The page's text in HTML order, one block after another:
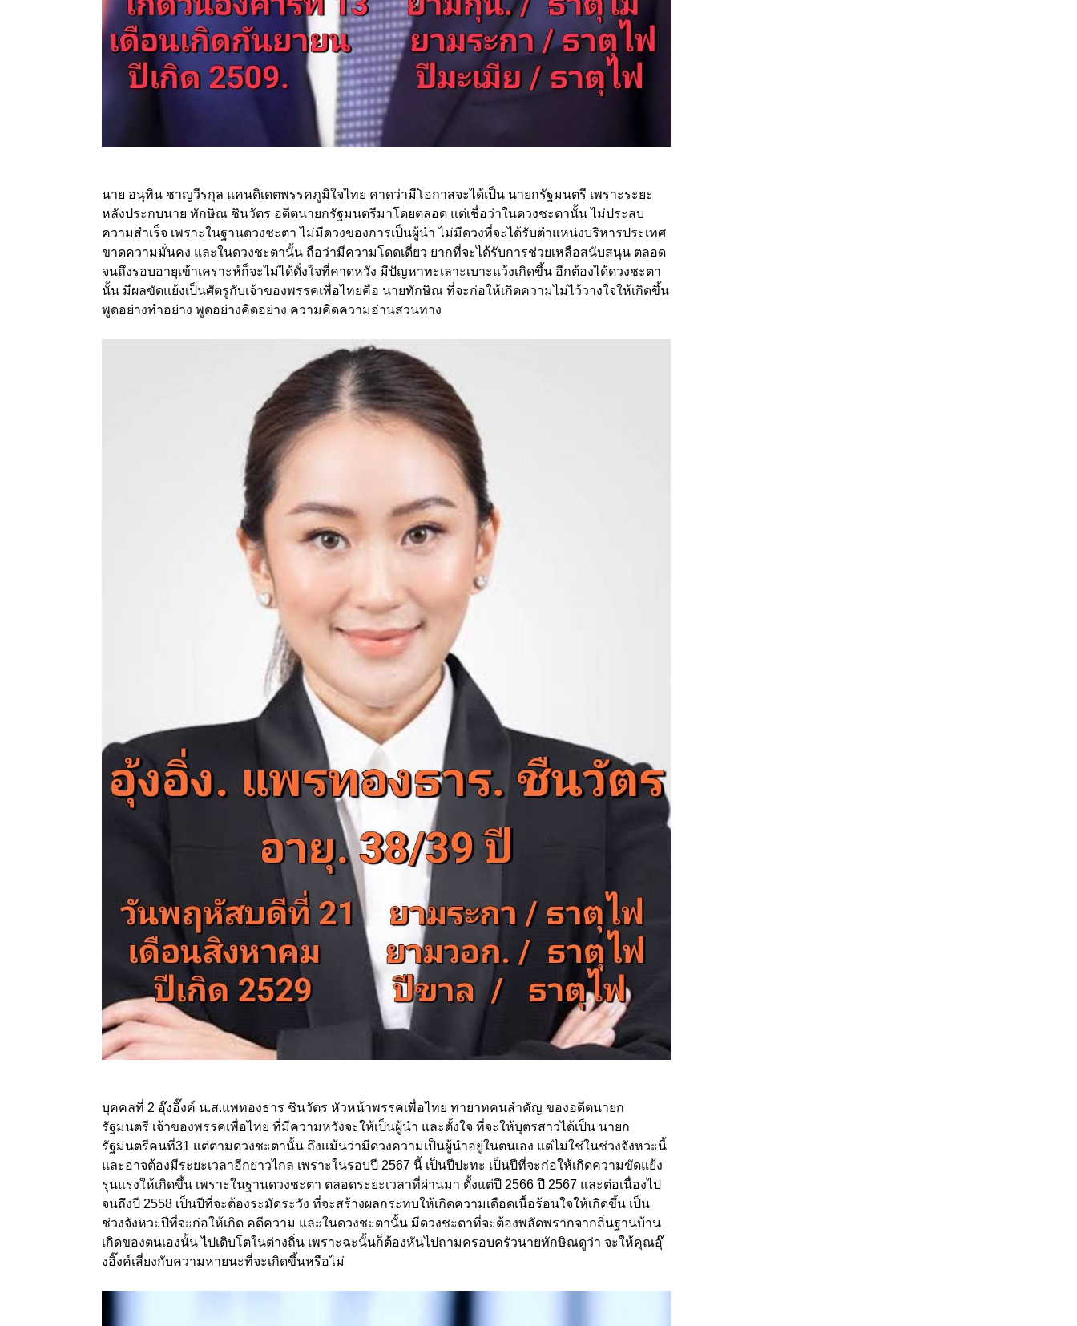
นาย อนุทิน ชาญวีรกุล แคนดิเดตพรรคภูมิใจไทย คาดว่ามีโอกาสจะได้เป็น นายกรัฐมนตรี เพราะระยะ
หลังประกบนาย ทักษิณ ชินวัตร อดีตนายกรัฐมนตรีมาโดยตลอด แต่เชื่อว่าในดวงชะตานั้น ไม่ประสบ
ความสำเร็จ เพราะในฐานดวงชะตา ไม่มีดวงของการเป็นผู้นำ ไม่มีดวงที่จะได้รับตำแหน่งบริหารประเทศ
ขาดความมั่นคง และในดวงชะตานั้น ถือว่ามีความโดดเดี่ยว ยากที่จะได้รับการช่วยเหลือสนับสนุน ตลอด
จนถึงรอบอายุเข้าเคราะห์ก็จะไม่ได้ดั่งใจที่คาดหวัง มีปัญหาทะเลาะเบาะแว้งเกิดขึ้น อีกต้องได้ดวงชะตา
นั้น มีผลขัดแย้งเป็นศัตรูกับเจ้าของพรรคเพื่อไทยคือ นายทักษิณ ที่จะก่อให้เกิดความไม่ไว้วางใจให้เกิดขึ้น
พูดอย่างทำอย่าง พูดอย่างคิดอย่าง ความคิดความอ่านสวนทาง
บุคคลที่ 2 อุ๊งอิ๊งค์ น.ส.แพทองธาร ชินวัตร หัวหน้าพรรคเพื่อไทย ทายาทคนสำคัญ ของอดีตนายก
รัฐมนตรี เจ้าของพรรคเพื่อไทย ที่มีความหวังจะให้เป็นผู้นำ และตั้งใจ ที่จะให้บุตรสาวได้เป็น นายก
รัฐมนตรีคนที่31 แต่ตามดวงชะตานั้น ถึงแม้นว่ามีดวงความเป็นผู้นำอยู่ในตนเอง แต่ไม่ใช่ในช่วงจังหวะนี้
และอาจต้องมีระยะเวลาอีกยาวไกล เพราะในรอบปี 2567 นี้ เป็นปีปะทะ เป็นปีที่จะก่อให้เกิดความขัดแย้ง
รุนแรงให้เกิดขึ้น เพราะในฐานดวงชะตา ตลอดระยะเวลาที่ผ่านมา ตั้งแต่ปี 2566 ปี 2567 และต่อเนื่องไป
จนถึงปี 2558 เป็นปีที่จะต้องระมัดระวัง ที่จะสร้างผลกระทบให้เกิดความเดือดเนื้อร้อนใจให้เกิดขึ้น เป็น
ช่วงจังหวะปีที่จะก่อให้เกิด คดีความ และในดวงชะตานั้น มีดวงชะตาที่จะต้องพลัดพรากจากถิ่นฐานบ้าน
เกิดของตนเองนั้น ไปเติบโตในต่างถิ่น เพราะฉะนั้นก็ต้องหันไปถามครอบครัวนายทักษิณดูว่า จะให้คุณอุ๊
งอิ๊งค์เสี่ยงกับความหายนะที่จะเกิดขึ้นหรือไม่